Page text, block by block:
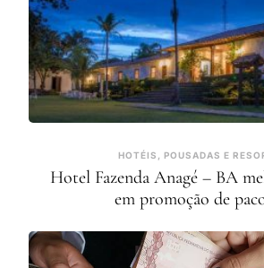
HOTÉIS, POUSADAS E
Hotel Fazenda Anagé – BA
em promoção de